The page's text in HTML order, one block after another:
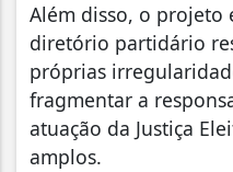
Além disso, o projeto
diretório partidário
próprias
fragmentar a
atuação da Justiça
amplos.